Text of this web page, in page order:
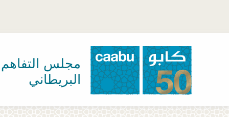
المحتوى
مجلس التفاهم العربي-البريطاني
مجلس
البريطاني